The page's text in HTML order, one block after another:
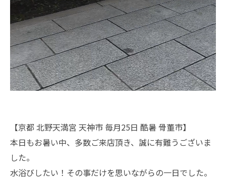
【京都 北野天満宮 天神市 毎月25日 酷暑 骨董市】
本日もお暑い中、多数ご来店頂き、誠に有難うございま
した。
水浴びしたい！その事だけを思いながらの一日でした。